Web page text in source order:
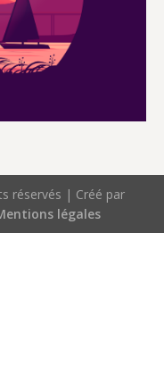
réservés | Créé par
légales